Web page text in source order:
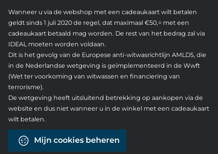
Wanneer u via de webshop met een cadeaukaart wilt betalen
geldt sinds 1 juli 2020 de regel, dat maximaal €50,= met een
cadeaukaart betaald mag worden. De rest van het bedrag zal via
IDEAL moeten worden voldaan.
Dit is het gevolg van de Europese anti-witwasrichtlijn AMLD5, die
in de Nederlandse wetgeving is geïmplementeerd in de Wwft
(Wet ter voorkoming van witwassen en financiering van
terrorisme).
De wetgeving heeft uitsluitend betrekking op aankopen via de
website en dus niet wanneer u in de winkel met een cadeaukaart
wilt betalen.
Mijn cookies beheren